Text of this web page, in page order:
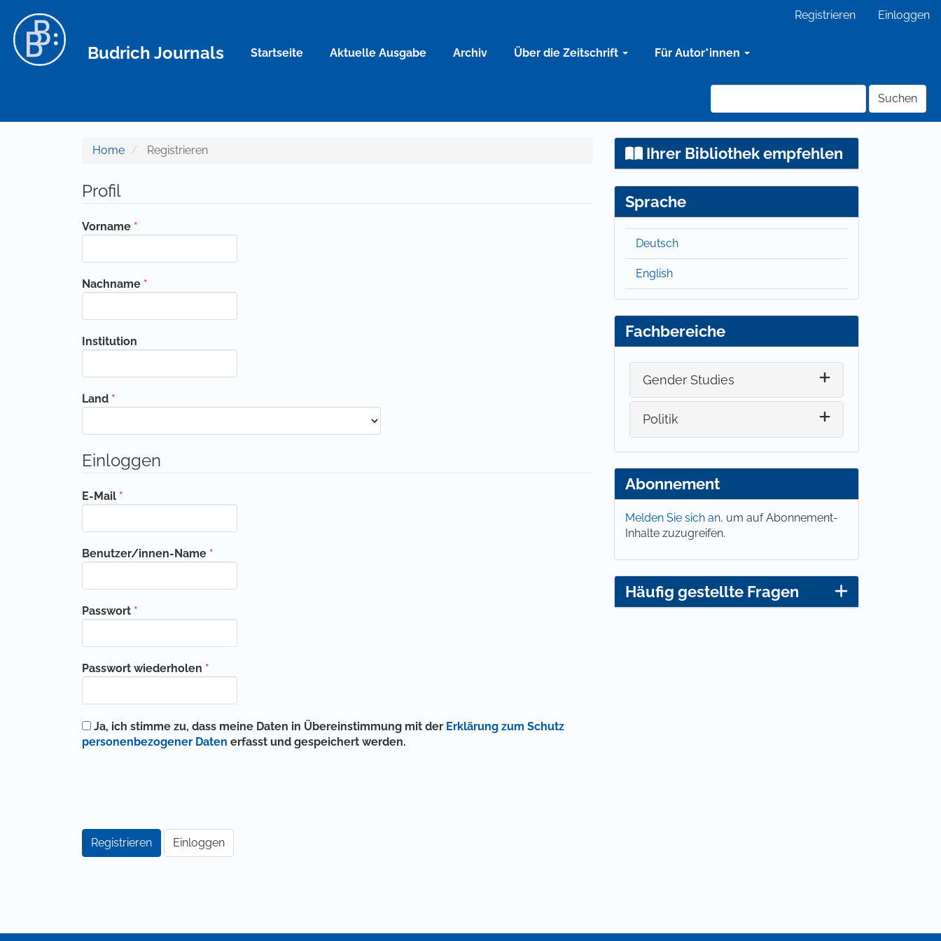
Hauptinhalt
Sidebar
Registrieren Einloggen
Budrich Journals Startseite Aktuelle Ausgabe Archiv Über die Zeitschrift Für Autor*innen
Suchen
Home Registrieren
Profil
Vorname *
Nachname *
Institution
Land *
Einloggen
E-Mail *
Benutzer/innen-Name *
Passwort *
Passwort wiederholen *
Ja, ich stimme zu, dass meine Daten in Übereinstimmung mit der Erklärung zum Schutz
personenbezogener Daten erfasst und gespeichert werden.
Registrieren Einloggen
Ihrer Bibliothek empfehlen
Sprache
Deutsch
English
Fachbereiche
Gender Studies
Politik
Abonnement
Melden Sie sich an, um auf Abonnement-
Inhalte zuzugreifen.
Häufig gestellte Fragen